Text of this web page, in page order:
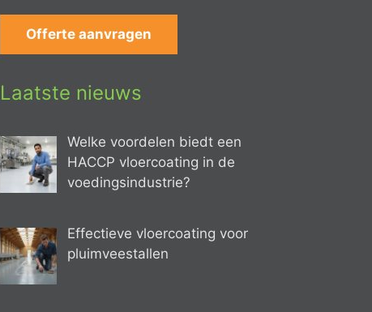
Offerte aanvragen
Laatste nieuws
Welke voordelen biedt een
HACCP vloercoating in de
voedingsindustrie?
Effectieve vloercoating voor
pluimveestallen